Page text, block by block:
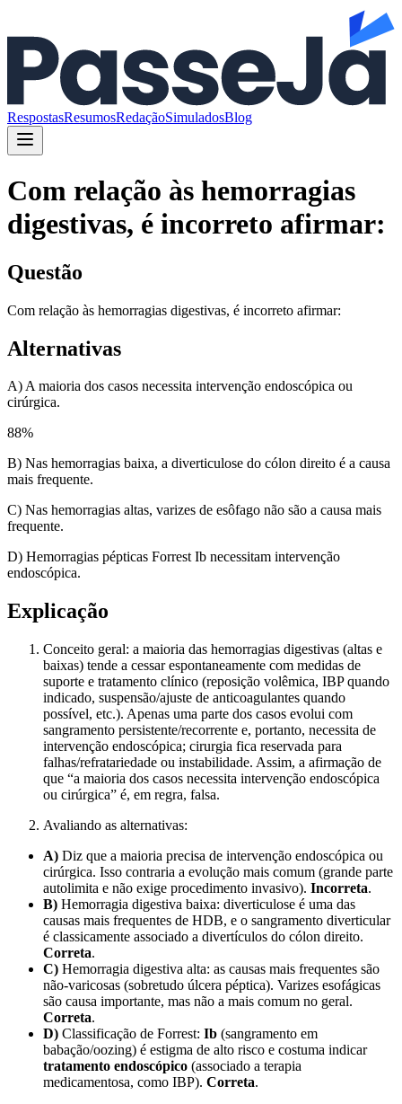
RespostasResumosRedaçãoSimuladosBlog
Com relação às hemorragias
digestivas, é incorreto afirmar:
Questão
Com relação às hemorragias digestivas, é incorreto afirmar:
Alternativas
A) A maioria dos casos necessita intervenção endoscópica ou
cirúrgica.
88%
B) Nas hemorragias baixa, a diverticulose do cólon direito é a causa
mais frequente.
C) Nas hemorragias altas, varizes de esôfago não são a causa mais
frequente.
D) Hemorragias pépticas Forrest Ib necessitam intervenção
endoscópica.
Explicação
Conceito geral: a maioria das hemorragias digestivas (altas e
baixas) tende a cessar espontaneamente com medidas de
suporte e tratamento clínico (reposição volêmica, IBP quando
indicado, suspensão/ajuste de anticoagulantes quando
possível, etc.). Apenas uma parte dos casos evolui com
sangramento persistente/recorrente e, portanto, necessita de
intervenção endoscópica; cirurgia fica reservada para
falhas/refratariedade ou instabilidade. Assim, a afirmação de
que “a maioria dos casos necessita intervenção endoscópica
ou cirúrgica” é, em regra, falsa.
Avaliando as alternativas:
A) Diz que a maioria precisa de intervenção endoscópica ou
cirúrgica. Isso contraria a evolução mais comum (grande parte
autolimita e não exige procedimento invasivo). Incorreta.
B) Hemorragia digestiva baixa: diverticulose é uma das
causas mais frequentes de HDB, e o sangramento diverticular
é classicamente associado a divertículos do cólon direito.
Correta.
C) Hemorragia digestiva alta: as causas mais frequentes são
não-varicosas (sobretudo úlcera péptica). Varizes esofágicas
são causa importante, mas não a mais comum no geral.
Correta.
D) Classificação de Forrest: Ib (sangramento em
babação/oozing) é estigma de alto risco e costuma indicar
tratamento endoscópico (associado a terapia
medicamentosa, como IBP). Correta.